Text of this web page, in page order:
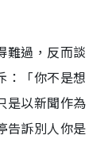
難過，反而談
：「你不是想
是以新聞作為
告訴別人你是